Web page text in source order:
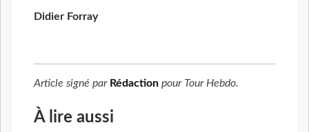
Didier Forray
Article signé par Rédaction pour Tour Hebdo.
À lire aussi